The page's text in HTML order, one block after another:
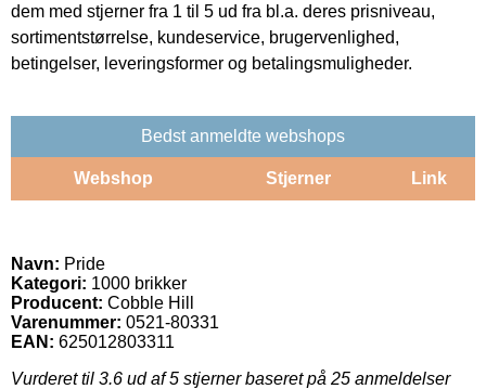
dem med stjerner fra 1 til 5 ud fra bl.a. deres prisniveau,
sortimentstørrelse, kundeservice, brugervenlighed,
betingelser, leveringsformer og betalingsmuligheder.
Bedst anmeldte webshops
Webshop Stjerner Link
Navn: Pride
Kategori: 1000 brikker
Producent: Cobble Hill
Varenummer: 0521-80331
EAN: 625012803311
Vurderet til 3.6 ud af 5 stjerner baseret på 25 anmeldelser